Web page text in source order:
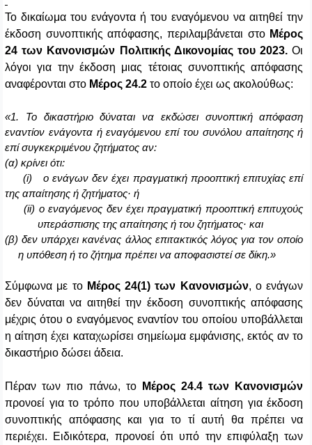
Το δικαίωμα του ενάγοντα ή του εναγόμενου να αιτηθεί την
έκδοση συνοπτικής απόφασης, περιλαμβάνεται στο Μέρος
24 των Κανονισμών Πολιτικής Δικονομίας του 2023.Οι
λόγοι για την έκδοση μιας τέτοιας συνοπτικής απόφασης
αναφέρονται στο Μέρος 24.2 το οποίο έχει ως ακολούθως:
«1. Το δικαστήριο δύναται να εκδώσει συνοπτική απόφαση
εναντίον ενάγοντα ή εναγόμενου επί του συνόλου απαίτησης ή
επί συγκεκριμένου ζητήματος αν:
(α) κρίνει ότι:
(i) ο ενάγων δεν έχει πραγματική προοπτική επιτυχίας επί
της απαίτησης ή ζητήματος· ή
(ii) ο εναγόμενος δεν έχει πραγματική προοπτική επιτυχούς
υπεράσπισης της απαίτησης ή του ζητήματος· και
(β) δεν υπάρχει κανένας άλλος επιτακτικός λόγος για τον οποίο
η υπόθεση ή το ζήτημα πρέπει να αποφασιστεί σε δίκη.»
Σύμφωνα με το Μέρος 24(1) των Κανονισμών, ο ενάγων
δεν δύναται να αιτηθεί την έκδοση συνοπτικής απόφασης
μέχρις ότου ο εναγόμενος εναντίον του οποίου υποβάλλεται
η αίτηση έχει καταχωρίσει σημείωμα εμφάνισης, εκτός αν το
δικαστήριο δώσει άδεια.
Πέραν των πιο πάνω, το
Μέρος 24.4 των Κανονισμών
προνοεί για το τρόπο που υποβάλλεται αίτηση για έκδοση
συνοπτικής απόφασης και για το τί αυτή θα πρέπει να
περιέχει. Ειδικότερα, προνοεί ότι υπό την επιφύλαξη των